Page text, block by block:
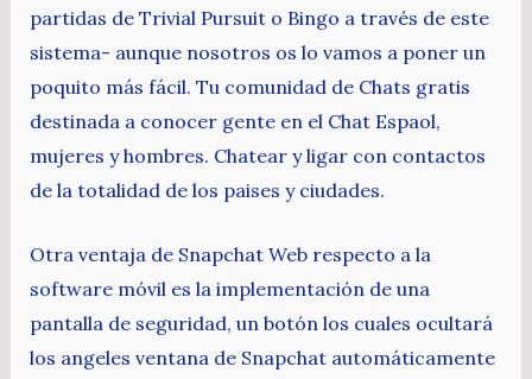
partidas de Trivial Pursuit o Bingo a través de este
sistema- aunque nosotros os lo vamos a poner un
poquito más fácil. Tu comunidad de Chats gratis
destinada a conocer gente en el Chat Espaol,
mujeres y hombres. Chatear y ligar con contactos
de la totalidad de los paises y ciudades.
Otra ventaja de Snapchat Web respecto a la
software móvil es la implementación de una
pantalla de seguridad, un botón los cuales ocultará
los angeles ventana de Snapchat automáticamente